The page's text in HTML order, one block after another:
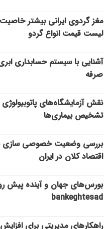
مغز گردوی ایرانی بیشتر
لیست قیمت انواع گردو
آشنایی با سیستم حسابداری
صرفه
نقش آزمایشگاه‌های
تشخیص بیماری‌ها
بررسی وضعیت خصوصی سازی
اقتصاد کلان در ایران
بورس‌های جهان و آینده پیش
bankeghtesad
راهکارهای مدیریتی برای